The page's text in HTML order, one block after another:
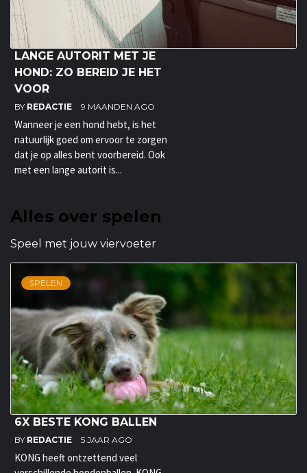
LANGE AUTORIT MET JE
HOND: ZO BEREID JE HET
VOOR
BY REDACTIE 9 MAANDEN AGO
Wanneer je een hond hebt, is het
natuurlijk goed om ervoor te zorgen
dat je op alles bent voorbereid. Ook
met een lange autorit is...
Alles over spelen
Speel met jouw viervoeter
SPELEN
6X BESTE KONG BALLEN
BY REDACTIE 5 JAAR AGO
KONG heeft ontzettend veel